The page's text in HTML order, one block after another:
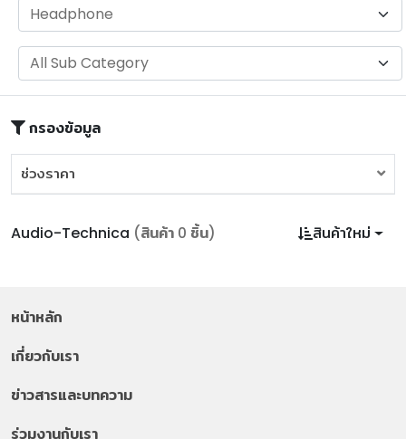
กรองข้อมูล
ช่วงราคา
Audio-Technica (สินค้า 0 ชิ้น) สินค้าใหม่
หน้าหลัก
เกี่ยวกับเรา
ข่าวสารและบทความ
ร่วมงานกับเรา